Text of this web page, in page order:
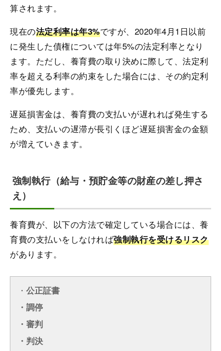
算されます。
現在の法定利率は年3%ですが、2020年4月1日以前
に発生した債権については年5%の法定利率となり
ます。ただし、養育費の取り決めに際して、法定利
率を超える利率の約束をした場合には、その約定利
率が優先します。
遅延損害金は、養育費の支払いが遅れれば発生する
ため、支払いの遅滞が長引くほど遅延損害金の金額
が増えていきます。
強制執行（給与・預貯金等の財産の差し押さ
え）
養育費が、以下の方法で確定している場合には、養
育費の支払いをしなければ強制執行を受けるリスク
があります。
・ 公正証書
・調停
・審判
・判決